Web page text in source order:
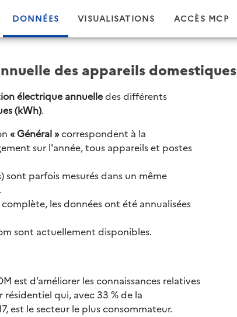
DONNÉES VISUALISATIONS ACCÈS MCP
des appareils domestiques
électrique annuelledes différents
(kWh).
« Général »correspondent à la
sur l'année, tous appareils et postes
sont parfois mesurés dans un même
les données ont été annualisées
sont actuellement disponibles.
est d’améliorer les connaissances relatives
qui, avec 33 % de la
est le secteur le plus consommateur.